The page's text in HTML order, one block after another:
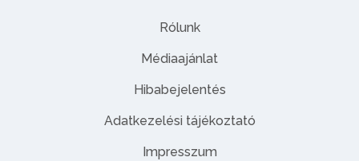
Rólunk
Médiaajánlat
Hibabejelentés
Adatkezelési tájékoztató
Impresszum